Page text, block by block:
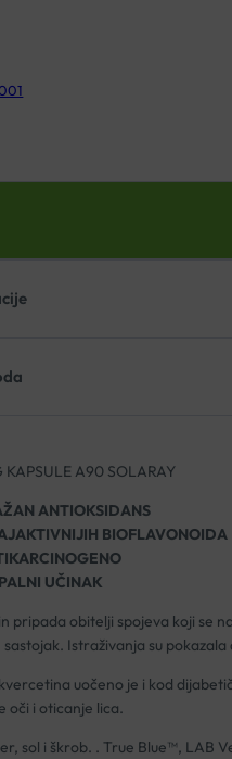
A90 SOLARAY
ANTIOKSIDANS
BIOFLAVONOIDA
UČINAK
pripada obitelji spojeva koji se
Istraživanja su
uočeno je i kod
oči i oticanje lica.
sol i škrob. . True Blue™, LAB